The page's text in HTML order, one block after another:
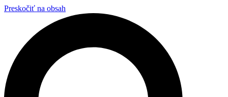
Preskočiť na obsah